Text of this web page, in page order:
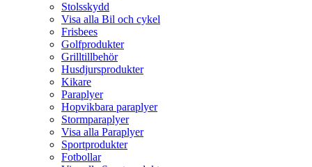
Stolsskydd
Visa alla Bil och cykel
Frisbees
Golfprodukter
Grilltillbehör
Husdjursprodukter
Kikare
Paraplyer
Hopvikbara paraplyer
Stormparaplyer
Visa alla Paraplyer
Sportprodukter
Fotbollar